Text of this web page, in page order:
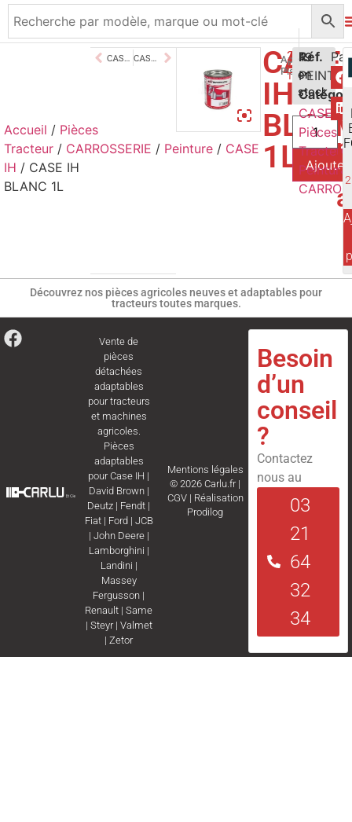
Accueil / Pièces
Tracteur / CARROSSERIE / Peinture / CASE
IH / CASE IH
BLANC 1L
CASE
IH
1L
Application
Pistolet/
21,50€
TTC
49
en
stock
Ajouter
Réf.
CASE IH ,
Pièces
Tracteur
Peinture
Découvrez nos pièces agricoles neuves et adaptables pour
tracteurs toutes marques.
Vente de
pièces
détachées
adaptables
pour tracteurs
et machines
agricoles.
Pièces
adaptables
pourCase IH |
David Brown|
Deutz | Fendt |
Fiat| Ford | JCB
| John Deere|
Lamborghini |
Landini |
Massey
Fergusson |
Renault |Same
| Steyr| Valmet
|Zetor
Mentions légales
© 2026 Carlu.fr |
CGV| Réalisation
Prodilog
Besoin
d’un
conseil
?
Contactez
nous au
03
21
64
32
34